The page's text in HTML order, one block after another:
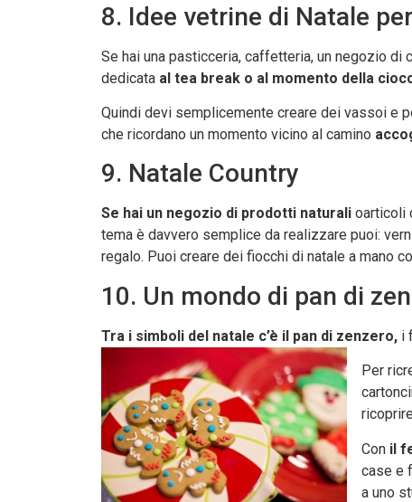
8. Idee vetrine di Natale
Se hai una pasticceria, caffetteria, un negozio
dedicata al tea break o al momento della
Quindi devi semplicemente creare dei vassoi e
che ricordano un momento vicino al camino
9. Natale Country
Se hai un negozio di prodotti naturali oarticoli
tema è davvero semplice da realizzare puoi:
regalo. Puoi creare dei fiocchi di natale a mano
10. Un mondo di pan di
Tra i simboli del natale c’è il pan di zenzero, i
Per
Con il
case e
a uno